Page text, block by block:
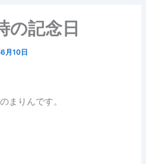
の記念日
月10日
まりんです。